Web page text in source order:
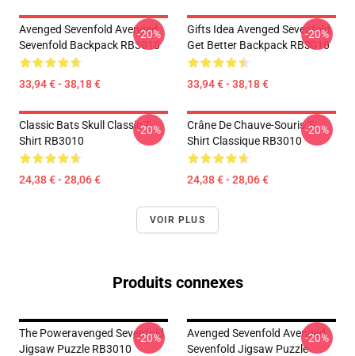
Avenged Sevenfold Avenged
Sevenfold Backpack RB3010
33,94 € - 38,18 €
-20%
Gifts Idea Avenged Sevenfold
Get Better Backpack RB3010
33,94 € - 38,18 €
-20%
Classic Bats Skull Classic T-
Shirt RB3010
24,38 € - 28,06 €
-20%
Crâne De Chauve-Souris T-
Shirt Classique RB3010
24,38 € - 28,06 €
-20%
VOIR PLUS
Produits connexes
The Poweravenged Sevenfold
Jigsaw Puzzle RB3010
-20%
Avenged Sevenfold Avenged
Sevenfold Jigsaw Puzzle
-20%